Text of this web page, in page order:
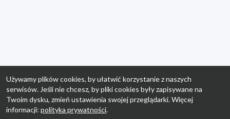
Używamy plików cookies, by ułatwić korzystanie z naszych
serwisów. Jeśli nie chcesz, by pliki cookies były zapisywane na
Twoim dysku, zmień ustawienia swojej przeglądarki. Więcej
informacji: polityka prywatności.